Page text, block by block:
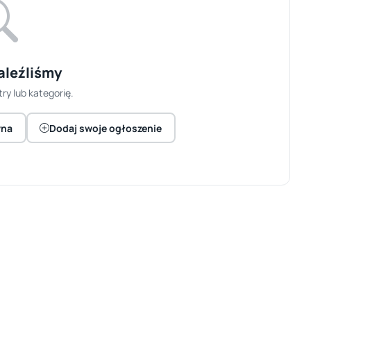
lub kategorię.
Dodaj swoje ogłoszenie